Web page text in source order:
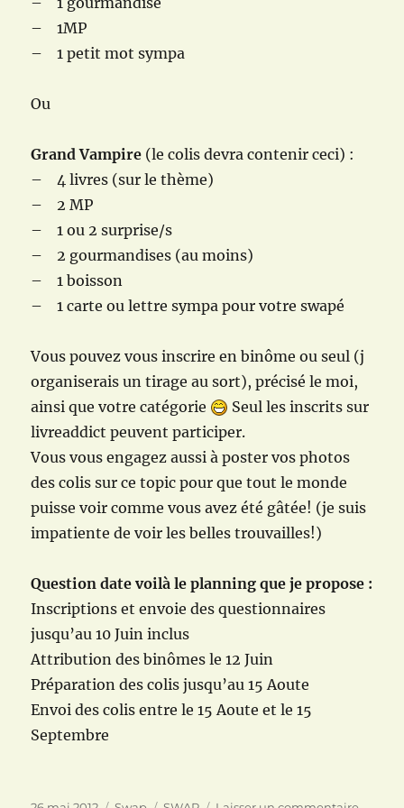
– 1MP
– 1 petit mot sympa
Ou
Grand Vampire (le colis devra contenir ceci) :
– 4 livres (sur le thème)
– 2 MP
– 1 ou 2 surprise/s
– 2 gourmandises (au moins)
– 1 boisson
– 1 carte ou lettre sympa pour votre swapé
Vous pouvez vous inscrire en binôme ou seul (j
organiserais un tirage au sort), précisé le moi,
ainsi que votre catégorie
Seul les inscrits sur
livreaddict peuvent participer.
Vous vous engagez aussi à poster vos photos
des colis sur ce topic pour que tout le monde
puisse voir comme vous avez été gâtée! (je suis
impatiente de voir les belles trouvailles!)
Question date voilà le planning que je propose :
Inscriptions et envoie des questionnaires
jusqu’au 10 Juin inclus
Attribution des binômes le 12 Juin
Préparation des colis jusqu’au 15 Aoute
Envoi des colis entre le 15 Aoute et le 15
Septembre